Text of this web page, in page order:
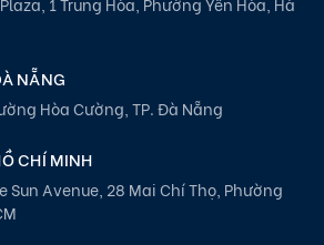
NẴNG
Hòa Cường, TP. Đà Nẵng
CHÍ MINH
Sun Avenue, 28 Mai Chí Thọ, Phường